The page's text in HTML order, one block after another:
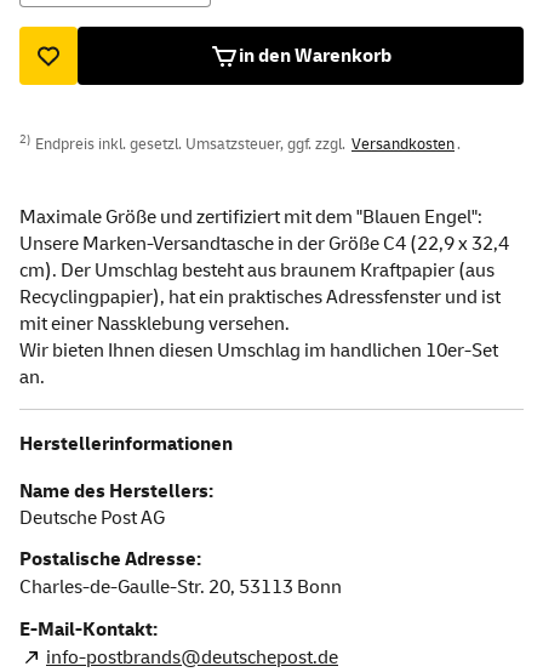
in den Warenkorb
2) Endpreis inkl. gesetzl. Umsatzsteuer, ggf. zzgl. Versandkosten.
Maximale Größe und zertifiziert mit dem "Blauen Engel":
Unsere Marken-Versandtasche in der Größe C4 (22,9 x 32,4
cm). Der Umschlag besteht aus braunem Kraftpapier (aus
Recyclingpapier), hat ein praktisches Adressfenster und ist
mit einer Nassklebung versehen.
Wir bieten Ihnen diesen Umschlag im handlichen 10er-Set
an.
Herstellerinformationen
Name des Herstellers:
Deutsche Post AG
Postalische Adresse:
Charles-de-Gaulle-Str. 20, 53113 Bonn
E-Mail-Kontakt:
info-postbrands@deutschepost.de